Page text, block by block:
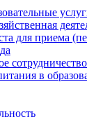
для приема
сотрудничество
в